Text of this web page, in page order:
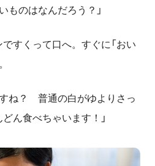
ものはなんだろう？」
すくって口へ。すぐに「おい
ね？ 普通の白がゆよりさっ
ん食べちゃいます！」